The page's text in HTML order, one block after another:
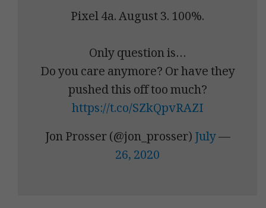
Pixel 4a. August 3. 100%.
Only question is…
Do you care anymore? Or have they
pushed this off too much?
https://t.co/SZkQpvRAZI
— Jon Prosser (@jon_prosser)
July
26, 2020